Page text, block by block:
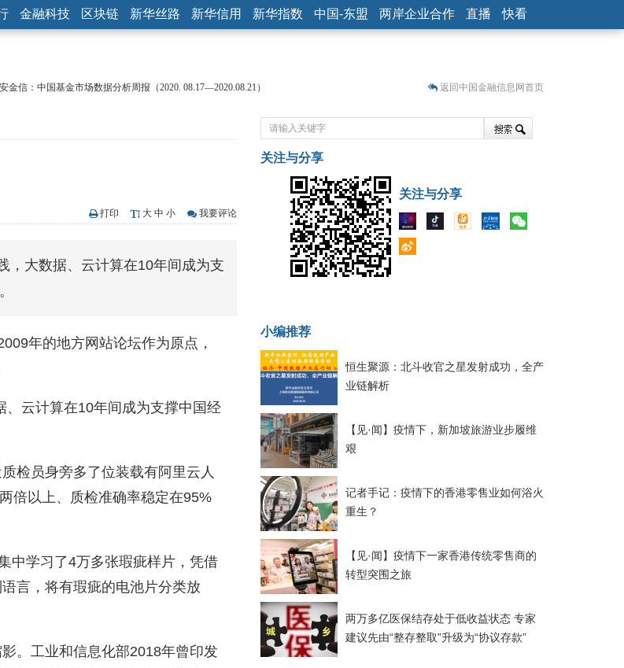
金融科技 区块链 新华丝路 新华信用 新华指数 中国-东盟 两岸企业合作 直播 快看
·闻】疫情下，新加坡旅游业步履维艰
安金信：中国基金市场数据分析周报（2020. 07.27—2020.07.31）
华财经调查】同业存单、结构性存款玩起“跷跷板” 结构性失衡藏
本面及股市双轮冲击 债市回调十年期债表现最弱
金信：中国基金市场数据分析周报（2020. 08.17—2020.08.21）
返回中国金融信息网首页
打印 大 中 小 我要评论
，大数据、云计算在10年间成为支
年的地方网站论坛作为原点，
、云计算在10年间成为支撑中国经
检员身旁多了位装载有阿里云人
倍以上、质检准确率稳定在95%
中学习了4万多张瑕疵样片，凭借
言，将有瑕疵的电池片分类放
。工业和信息化部2018年曾印发
关注与分享
关注与分享
小编推荐
恒生聚源：北斗收官之星发射成功，全产
业链解析
【见·闻】疫情下，新加坡旅游业步履维
艰
记者手记：疫情下的香港零售业如何浴火
重生？
【见·闻】疫情下一家香港传统零售商的
转型突围之旅
两万多亿医保结存处于低收益状态 专家
建议先由“整存整取”升级为“协议存款”